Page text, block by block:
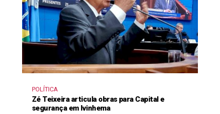
POLÍTICA
Zé Teixeira articula obras para Capital e
segurança em Ivinhema